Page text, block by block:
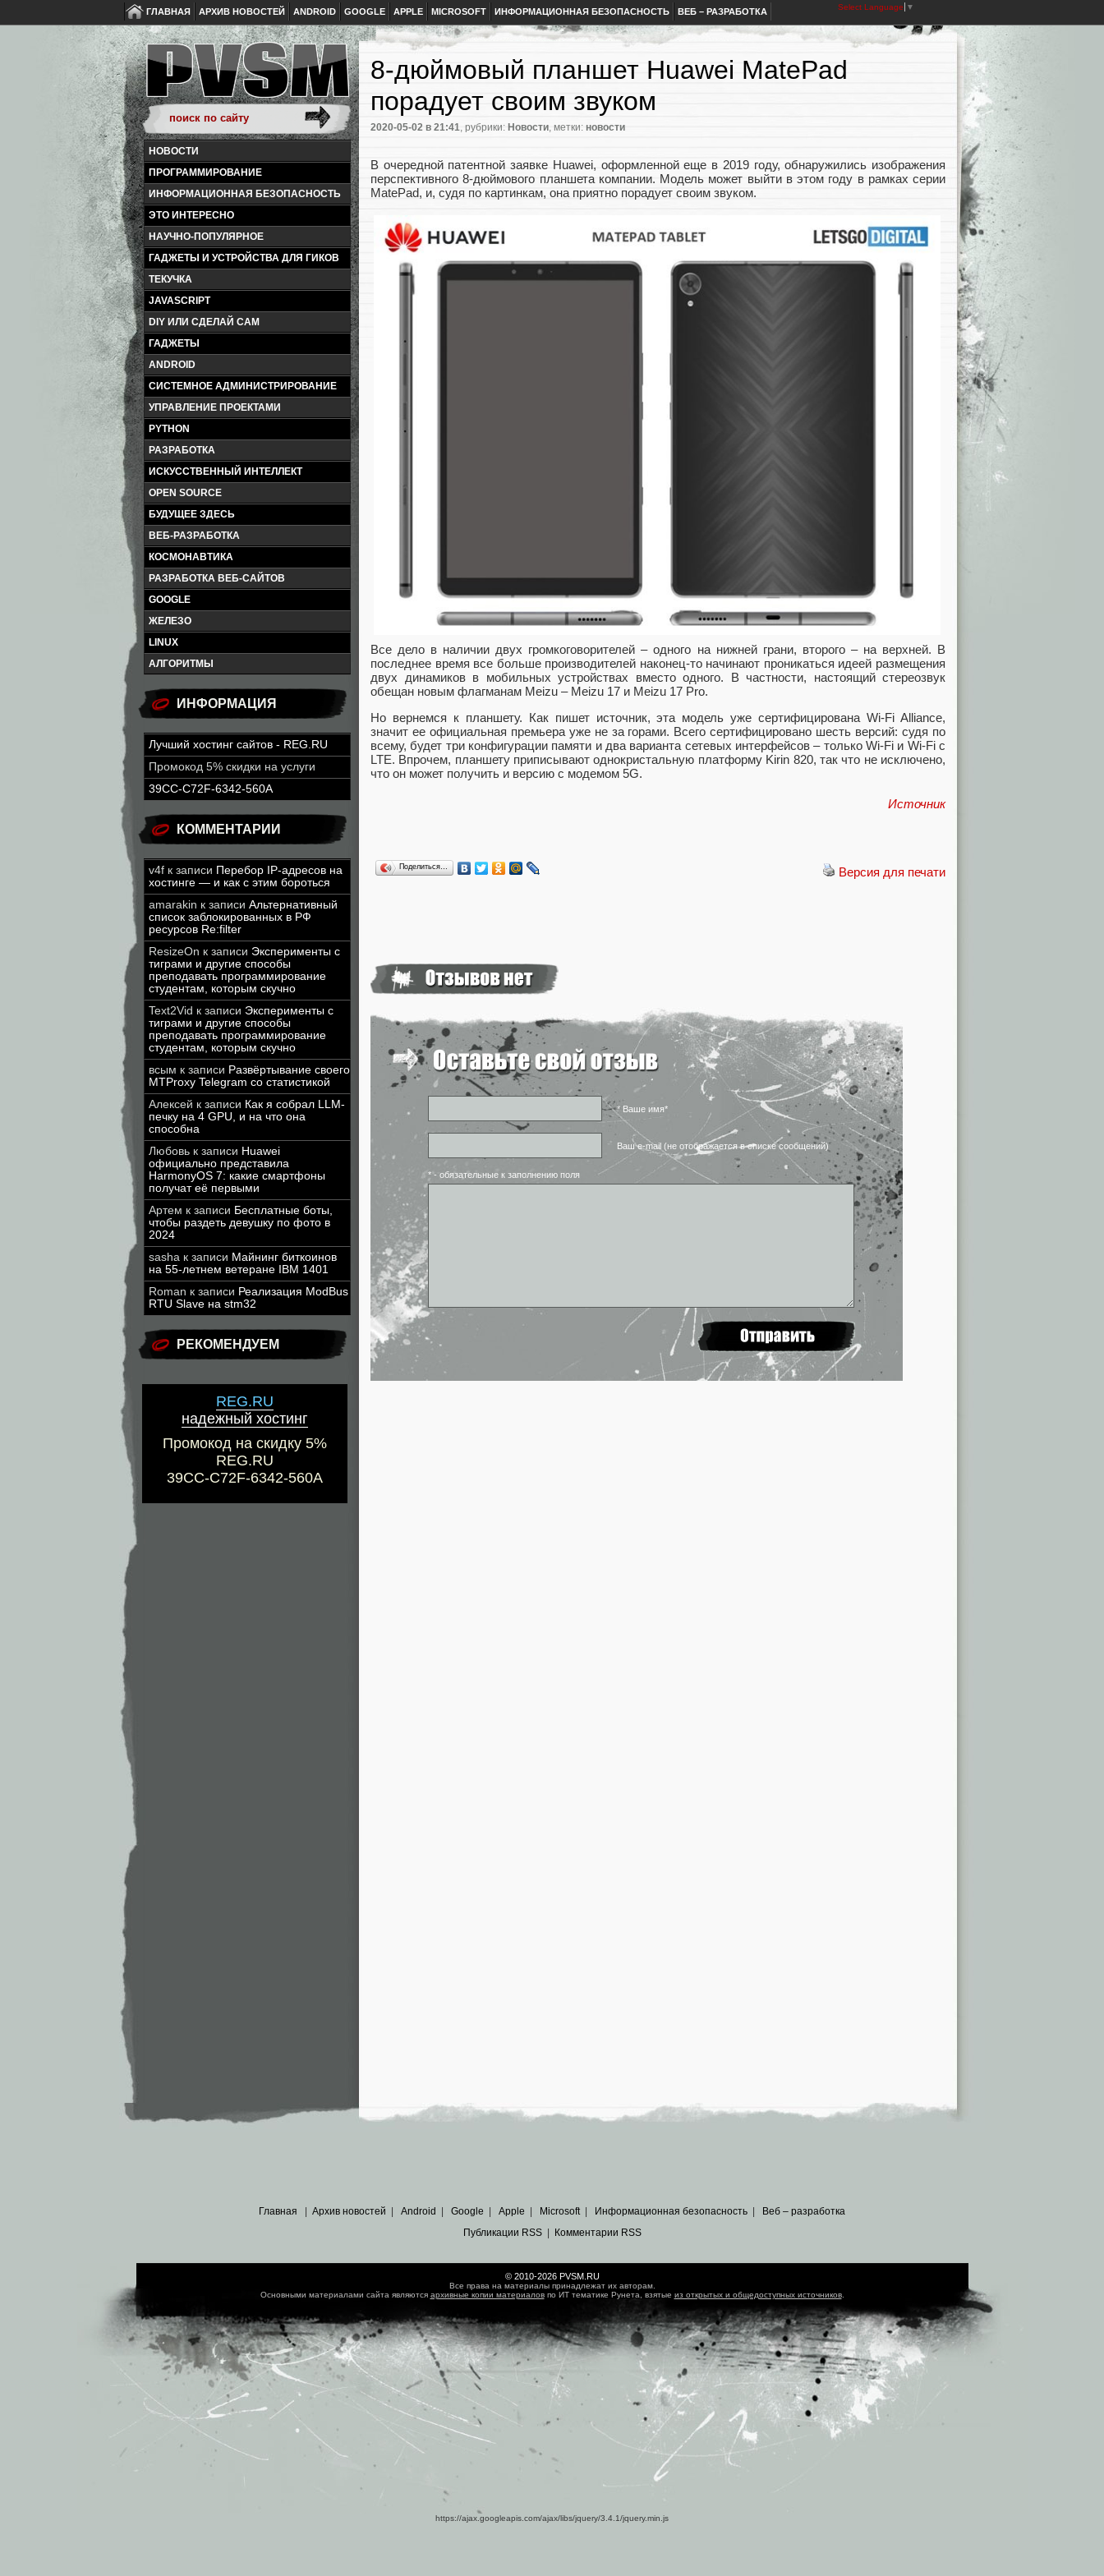
ГЛАВНАЯ АРХИВ НОВОСТЕЙ ANDROID GOOGLE APPLE MICROSOFT ИНФОРМАЦИОННАЯ БЕЗОПАСНОСТЬ ВЕБ – РАЗРАБОТКА Select Language ▼
НОВОСТИ
ПРОГРАММИРОВАНИЕ
ИНФОРМАЦИОННАЯ БЕЗОПАСНОСТЬ
ЭТО ИНТЕРЕСНО
НАУЧНО-ПОПУЛЯРНОЕ
ГАДЖЕТЫ И УСТРОЙСТВА ДЛЯ ГИКОВ
ТЕКУЧКА
JAVASCRIPT
DIY ИЛИ СДЕЛАЙ САМ
ГАДЖЕТЫ
ANDROID
СИСТЕМНОЕ АДМИНИСТРИРОВАНИЕ
УПРАВЛЕНИЕ ПРОЕКТАМИ
PYTHON
РАЗРАБОТКА
ИСКУССТВЕННЫЙ ИНТЕЛЛЕКТ
OPEN SOURCE
БУДУЩЕЕ ЗДЕСЬ
ВЕБ-РАЗРАБОТКА
КОСМОНАВТИКА
РАЗРАБОТКА ВЕБ-САЙТОВ
GOOGLE
ЖЕЛЕЗО
LINUX
АЛГОРИТМЫ
ИНФОРМАЦИЯ
Лучший хостинг сайтов - REG.RU
Промокод 5% скидки на услуги
39CC-C72F-6342-560A
КОММЕНТАРИИ
v4f к записи Перебор IP-адресов на
хостинге — и как с этим бороться
amarakin к записи Альтернативный
список заблокированных в РФ
ресурсов Re:filter
ResizeOn к записи Эксперименты с
тиграми и другие способы
преподавать программирование
студентам, которым скучно
Text2Vid к записи Эксперименты с
тиграми и другие способы
преподавать программирование
студентам, которым скучно
всым к записи Развёртывание своего
MTProxy Telegram со статистикой
Алексей к записи Как я собрал LLM-
печку на 4 GPU, и на что она
способна
Любовь к записи Huawei
официально представила
HarmonyOS 7: какие смартфоны
получат её первыми
Артем к записи Бесплатные боты,
чтобы раздеть девушку по фото в
2024
sasha к записи Майнинг биткоинов
на 55-летнем ветеране IBM 1401
Roman к записи Реализация ModBus
RTU Slave на stm32
РЕКОМЕНДУЕМ
REG.RU
надежный хостинг
Промокод на скидку 5%
REG.RU
39CC-C72F-6342-560A
8-дюймовый планшет Huawei MatePad
порадует своим звуком
2020-05-02 в 21:41, рубрики: Новости, метки: новости
В очередной патентной заявке Huawei, оформленной еще в 2019 году, обнаружились изображения
перспективного 8-дюймового планшета компании. Модель может выйти в этом году в рамках серии
MatePad, и, судя по картинкам, она приятно порадует своим звуком.
Все дело в наличии двух громкоговорителей – одного на нижней грани, второго – на верхней. В
последнее время все больше производителей наконец-то начинают проникаться идеей размещения
двух динамиков в мобильных устройствах вместо одного. В частности, настоящий стереозвук
обещан новым флагманам Meizu – Meizu 17 и Meizu 17 Pro.
Но вернемся к планшету. Как пишет источник, эта модель уже сертифицирована Wi-Fi Alliance,
значит ее официальная премьера уже не за горами. Всего сертифицировано шесть версий: судя по
всему, будет три конфигурации памяти и два варианта сетевых интерфейсов – только Wi-Fi и Wi-Fi с
LTE. Впрочем, планшету приписывают однокристальную платформу Kirin 820, так что не исключено,
что он может получить и версию с модемом 5G.
Источник
Версия для печати
Поделиться…
* Ваше имя*
Ваш e-mail (не отображается в списке сообщений)
* - обязательные к заполнению поля
Главная Архив новостей Android Google Apple Microsoft| Информационная безопасность
Веб – разработка
Публикации RSS| Комментарии RSS
© 2010-2026 PVSM.RU
Все права на материалы принадлежат их авторам.
Основными материалами сайта являются архивные копии материаловпо ИТ тематике Рунета, взятые из открытых и общедоступных источников.
https://ajax.googleapis.com/ajax/libs/jquery/3.4.1/jquery.min.js